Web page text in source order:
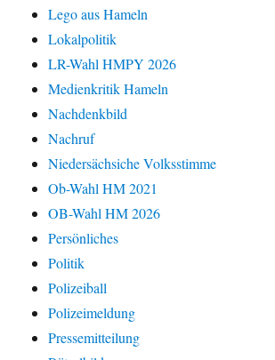
Lego aus Hameln
Lokalpolitik
LR-Wahl HMPY 2026
Medienkritik Hameln
Nachdenkbild
Nachruf
Niedersächsiche Volksstimme
Ob-Wahl HM 2021
OB-Wahl HM 2026
Persönliches
Politik
Polizeiball
Polizeimeldung
Pressemitteilung